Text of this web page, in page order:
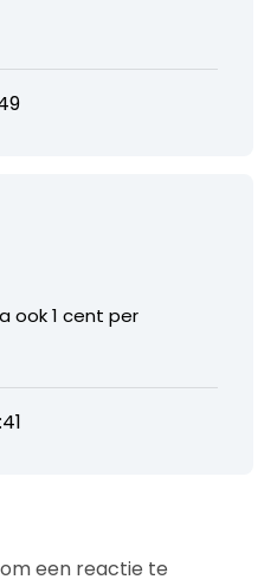
ook 1 cent per
om een reactie te